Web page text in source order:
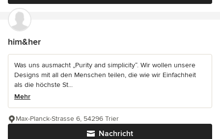
him&her
Was uns ausmacht „Purity and simplicity“. Wir wollen unsere
Designs mit all den Menschen teilen, die wie wir Einfachheit
als die höchste St...
Mehr
Nachricht
Max-Planck-Strasse 6, 54296 Trier